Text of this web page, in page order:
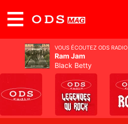
VOUS ÉCOUTEZ ODS RADIO
Ram Jam
Black Betty